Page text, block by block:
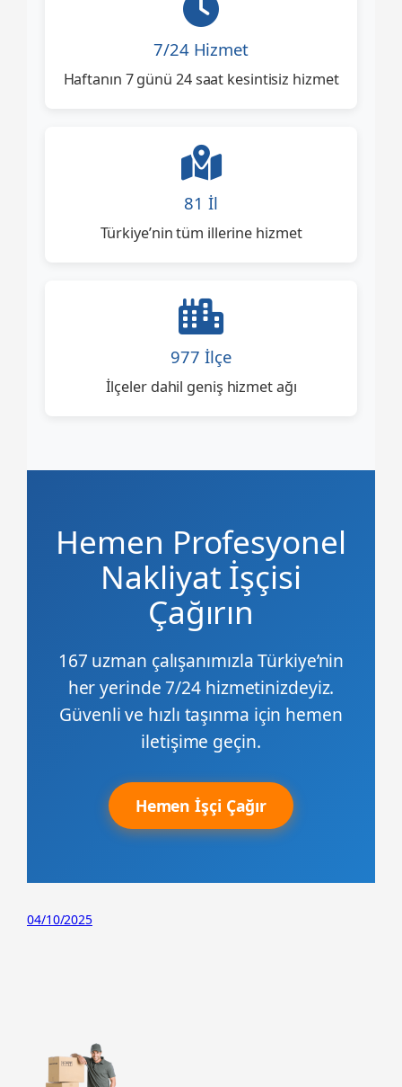
7/24 Hizmet
Haftanın 7 günü 24 saat kesintisiz hizmet
81 İl
Türkiye’nin tüm illerine hizmet
977 İlçe
İlçeler dahil geniş hizmet ağı
Hemen Profesyonel
Nakliyat İşçisi
Çağırın
167 uzman çalışanımızla Türkiye’nin
her yerinde 7/24 hizmetinizdeyiz.
Güvenli ve hızlı taşınma için hemen
iletişime geçin.
Hemen İşçi Çağır
04/10/2025